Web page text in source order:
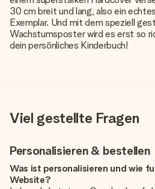
30 cm breit und lang, also ein
Exemplar. Und mit dem speziell
Wachstumsposter wird es erst so
dein persönliches Kinderbuch!
Viel gestellte Fragen
Personalisieren & bestellen
Was ist personalisieren und wie
Website?